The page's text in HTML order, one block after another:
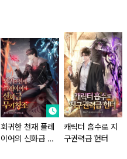
회귀한 천재 플레
이어의 신화급 무
캐릭터 흡수로 지
구권력급 헌터